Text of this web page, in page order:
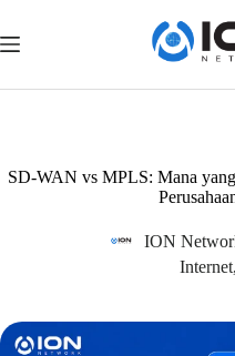
content
SD-WAN vs MPLS: Mana
ION
Internet,